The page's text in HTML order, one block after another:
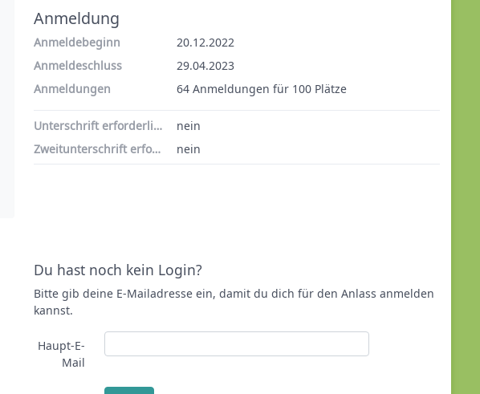
Anmeldung
Anmeldebeginn
20.12.2022
Anmeldeschluss
29.04.2023
Anmeldungen
64 Anmeldungen für 100 Plätze
Unterschrift erforderlich
nein
Zweitunterschrift erforderlich
nein
Du hast noch kein Login?
Bitte gib deine E-Mailadresse ein, damit du dich für den Anlass anmelden
kannst.
Haupt-E-
Mail